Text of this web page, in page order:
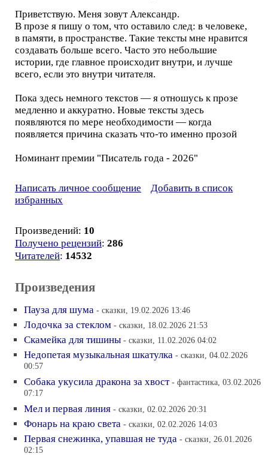
Приветствую. Меня зовут Александр.
В прозе я пишу о том, что оставило след: в человеке,
в памяти, в пространстве. Такие тексты мне нравится
создавать больше всего. Часто это небольшие
истории, где главное происходит внутри, и лучше
всего, если это внутри читателя.
Пока здесь немного текстов — я отношусь к прозе
медленно и аккуратно. Новые тексты здесь
появляются по мере необходимости — когда
появляется причина сказать что-то именно прозой
Номинант премии "Писатель года - 2026"
Написать личное сообщение
Добавить в список
избранных
Произведений: 10
Получено рецензий: 286
Читателей: 14532
Произведения
Пауза для шума - сказки, 19.02.2026 13:46
Лодочка за стеклом - сказки, 18.02.2026 21:53
Скамейка для тишины - сказки, 11.02.2026 04:02
Недопетая музыкальная шкатулка - сказки, 04.02.2026
00:57
Собака укусила дракона за хвост - фантастика, 03.02.2026
07:17
Мел и первая линия - сказки, 02.02.2026 20:31
Фонарь на краю света - сказки, 02.02.2026 14:03
Первая снежинка, упавшая не туда - сказки, 26.01.2026
02:15